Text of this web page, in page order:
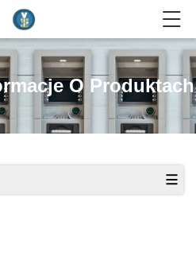
O Produktach